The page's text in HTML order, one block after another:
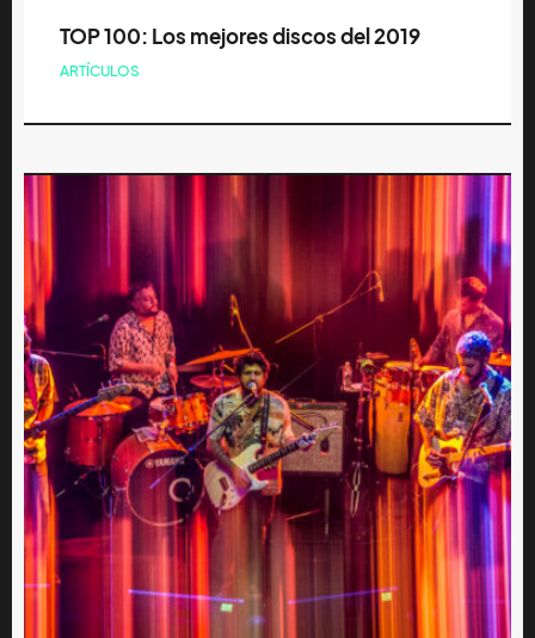
TOP 100: Los mejores discos del 2019
ARTÍCULOS